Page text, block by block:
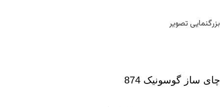
بزرگنمایی تصویر
چای ساز گوسونیک 874